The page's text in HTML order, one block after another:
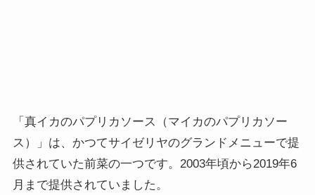
「真イカのパプリカソース（マイカのパプリカソー
ス）」は、かつてサイゼリヤのグランドメニューで提
供されていた前菜の一つです。2003年頃から2019年6
月まで提供されていました。